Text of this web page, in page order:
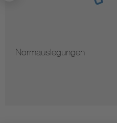
Normauslegungen